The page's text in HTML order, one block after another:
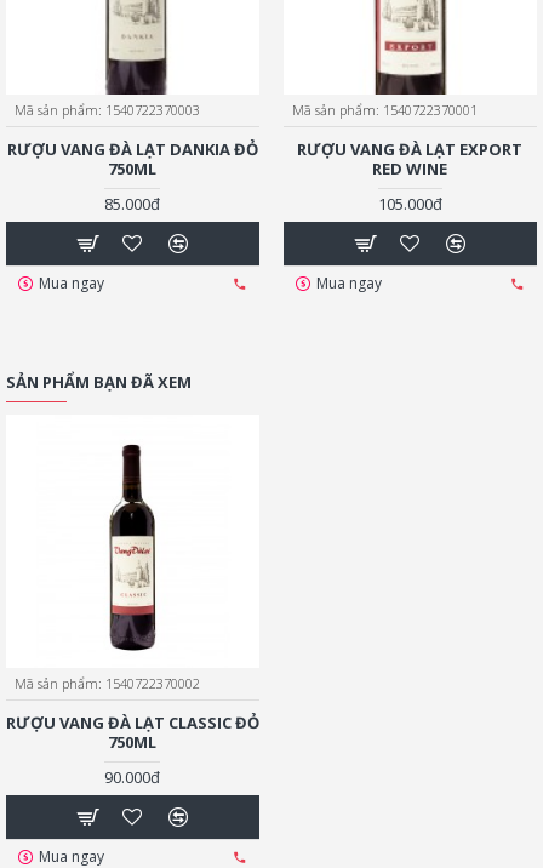
Mã sản phẩm: 1540722370003
RƯỢU VANG ĐÀ LẠT DANKIA ĐỎ
750ML
85.000đ
Mua ngay
Mã sản phẩm: 1540722370001
RƯỢU VANG ĐÀ LẠT EXPORT
RED WINE
105.000đ
Mua ngay
SẢN PHẨM BẠN ĐÃ XEM
Mã sản phẩm: 1540722370002
RƯỢU VANG ĐÀ LẠT CLASSIC ĐỎ
750ML
90.000đ
Mua ngay